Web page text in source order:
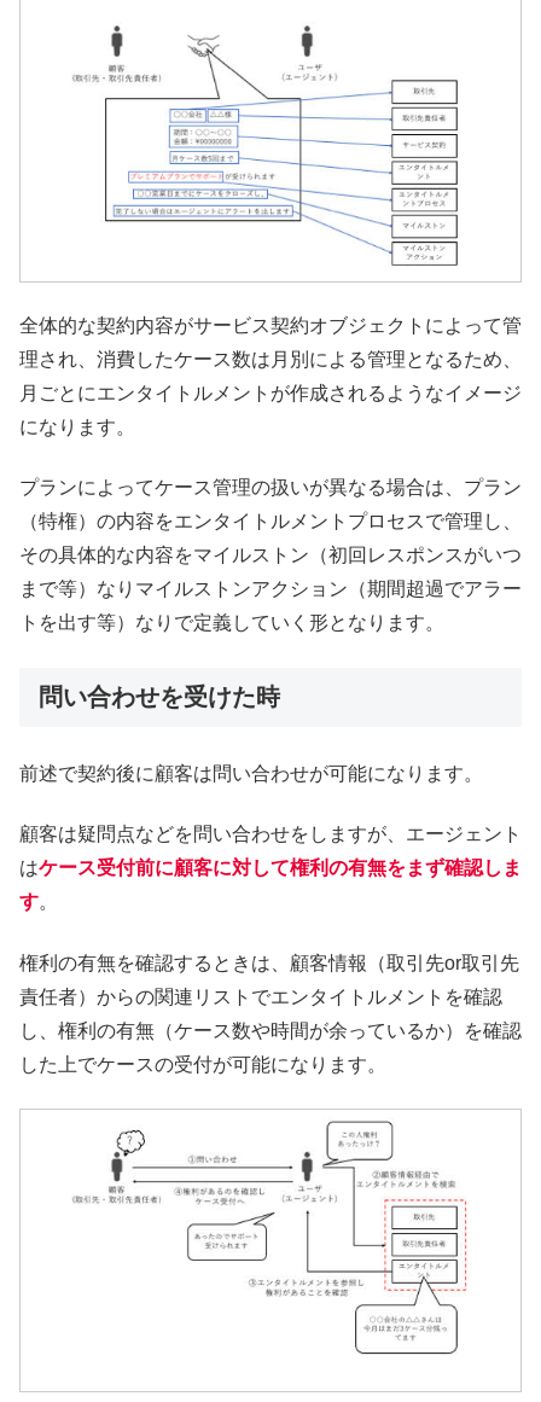
全体的な契約内容がサービス契約オブジェクトによって管
理され、消費したケース数は月別による管理となるため、
月ごとにエンタイトルメントが作成されるようなイメージ
になります。
プランによってケース管理の扱いが異なる場合は、プラン
（特権）の内容をエンタイトルメントプロセスで管理し、
その具体的な内容をマイルストン（初回レスポンスがいつ
まで等）なりマイルストンアクション（期間超過でアラー
トを出す等）なりで定義していく形となります。
問い合わせを受けた時
前述で契約後に顧客は問い合わせが可能になります。
顧客は疑問点などを問い合わせをしますが、エージェント
はケース受付前に顧客に対して権利の有無をまず確認しま
す。
権利の有無を確認するときは、顧客情報（取引先or取引先
責任者）からの関連リストでエンタイトルメントを確認
し、権利の有無（ケース数や時間が余っているか）を確認
した上でケースの受付が可能になります。